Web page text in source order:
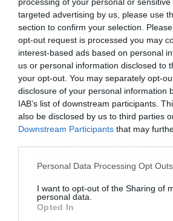
targeted advertising by us, please use
section to confirm your selection.
opt-out request is processed you may
interest-based ads based on personal
us or personal information disclosed to
your opt-out. You may separately opt-
disclosure of your personal information
IAB’s list of downstream participants.
also be disclosed by us to third parties
Downstream Participants that may
Personal Data Processing Opt Outs
I want to opt-out of the Sharing of
personal data.
Opted In
έμετος, διάρροια/
γαστρίτιδα, γαστροοισοφαγική
κ.λπ.) ή σπανιότερα
παγκρεατίτιδα ή/και
Επιπλέον, δεν έχει ακόμη
ενδεχόμενη συσχέτιση
με κίνδυνο ανάπτυξης
και παγκρέατος, όπως
Διαχείρισης Κινδύνου των
Το προφίλ ασφάλειας καλεί για
προσοχή στην εξέταση του
Εγγραφή στο
newsletter